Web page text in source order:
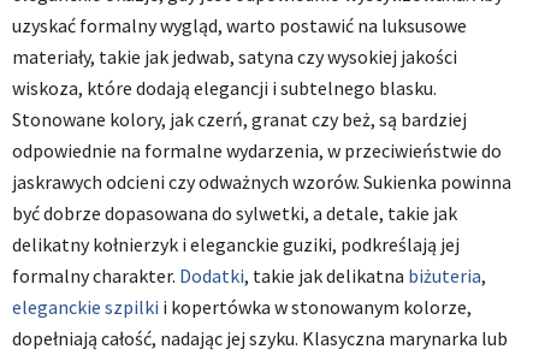
uzyskać formalny wygląd, warto postawić na luksusowe
materiały, takie jak jedwab, satyna czy wysokiej jakości
wiskoza, które dodają elegancji i subtelnego blasku.
Stonowane kolory, jak czerń, granat czy beż, są bardziej
odpowiednie na formalne wydarzenia, w przeciwieństwie do
jaskrawych odcieni czy odważnych wzorów. Sukienka powinna
być dobrze dopasowana do sylwetki, a detale, takie jak
delikatny kołnierzyk i eleganckie guziki, podkreślają jej
formalny charakter. Dodatki, takie jak delikatna biżuteria,
eleganckie szpilki i kopertówka w stonowanym kolorze,
dopełniają całość, nadając jej szyku. Klasyczna marynarka lub